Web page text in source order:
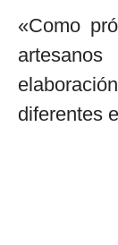
«Como
diferentes